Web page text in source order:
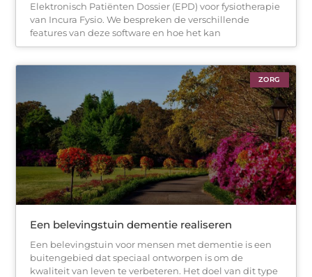
Elektronisch Patiënten Dossier (EPD) voor fysiotherapie
van Incura Fysio. We bespreken de verschillende
features van deze software en hoe het kan
ZORG
Een belevingstuin dementie realiseren
Een belevingstuin voor mensen met dementie is een
buitengebied dat speciaal ontworpen is om de
kwaliteit van leven te verbeteren. Het doel van dit type